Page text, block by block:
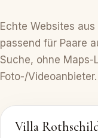
Echte Websites
passend für Paare
Suche, ohne Maps-
Foto-/Videoanbieter.
Villa